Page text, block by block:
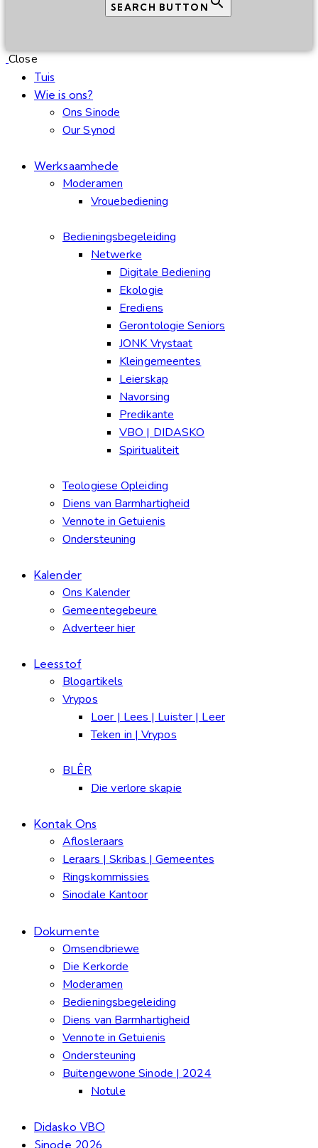
SEARCH BUTTON
Close
Tuis
Wie is ons?
Ons Sinode
Our Synod
Werksaamhede
Moderamen
Vrouebediening
Bedieningsbegeleiding
Netwerke
Digitale Bediening
Ekologie
Erediens
Gerontologie Seniors
JONK Vrystaat
Kleingemeentes
Leierskap
Navorsing
Predikante
VBO | DIDASKO
Spiritualiteit
Teologiese Opleiding
Diens van Barmhartigheid
Vennote in Getuienis
Ondersteuning
Kalender
Ons Kalender
Gemeentegebeure
Adverteer hier
Leesstof
Blogartikels
Vrypos
Loer | Lees | Luister | Leer
Teken in | Vrypos
BLÊR
Die verlore skapie
Kontak Ons
Aflosleraars
Leraars | Skribas | Gemeentes
Ringskommissies
Sinodale Kantoor
Dokumente
Omsendbriewe
Die Kerkorde
Moderamen
Bedieningsbegeleiding
Diens van Barmhartigheid
Vennote in Getuienis
Ondersteuning
Buitengewone Sinode | 2024
Notule
Didasko VBO
Sinode 2026